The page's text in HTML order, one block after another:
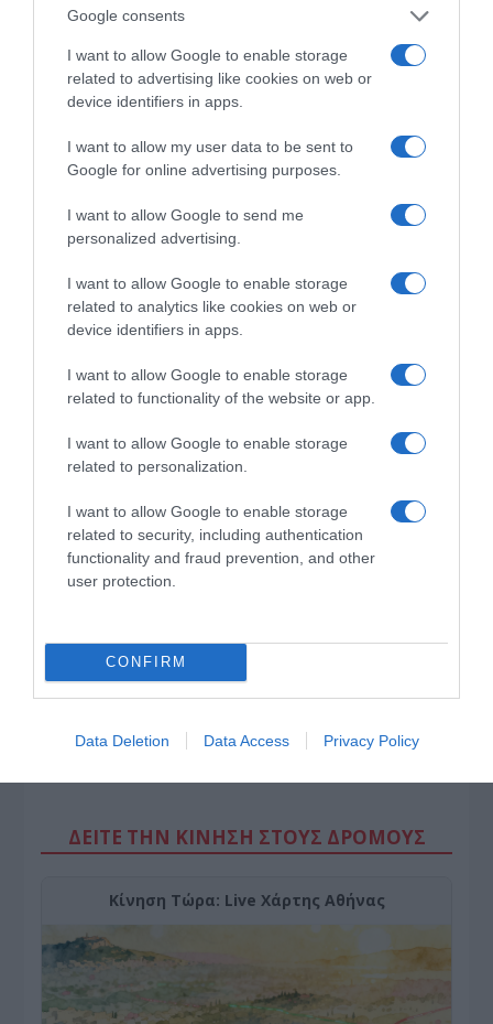
Google consents
I want to allow Google to enable storage
related to advertising like cookies on web or
device identifiers in apps.
I want to allow my user data to be sent to
Google for online advertising purposes.
I want to allow Google to send me
personalized advertising.
I want to allow Google to enable storage
related to analytics like cookies on web or
device identifiers in apps.
I want to allow Google to enable storage
related to functionality of the website or app.
I want to allow Google to enable storage
related to personalization.
I want to allow Google to enable storage
related to security, including authentication
functionality and fraud prevention, and other
user protection.
CONFIRM
Data Deletion Data Access Privacy Policy
ΌΣΑ ΧΡΕΙΆΖΕΣΑΙ
ΡΟΗ ΕΙΔΗΣΕΩΝ
Ιππασία – Η Ελλάδα στο Παγκόσμιο Πρωτάθλημα
Ανακοίνωση της Ελληνικής Αριστερής Συμπαράταξης:
Ελληνικός Ερυθρός Σταυρός: Τι πρέπει να περιέχει
ένα φαρμακείο διακοπών
ΙΟΣ ΔΥΤΙΚΟΥ ΝΕΙΛΟΥ: ΣΥΝΑΓΕΡΜΟΣ ΑΠΟ ΤΟΝ ΙΣΑ ΓΙΑ
ΤΗΝ ΑΤΤΙΚΗ
Πληθωρισμός: Στο 3,4% τον Ιούλιο – «Καίνε» οι τιμές
σε στέγη και καύσιμα
Το… Δικαίωμα στη Σιωπή…: Ο Πιερρακάκης
διορθώνει την εικόνα μιας «διεφθαρμένης» Ελλάδας
ΔΕΙΤΕ ΤΗΝ ΚΙΝΗΣΗ ΣΤΟΥΣ ΔΡΌΜΟΥΣ
Κίνηση Τώρα: Live Χάρτης Αθήνας